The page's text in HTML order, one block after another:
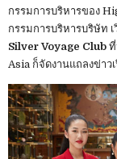
กรรมการบริหารของ
กรรมการบริหารบริษัท
Silver Voyage Club ที่
Asia ก็จัดงานแถลงข่า